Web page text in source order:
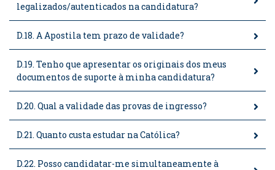
legalizados/autenticados na candidatura?
D.18. A Apostila tem prazo de validade?
D.19. Tenho que apresentar os originais dos meus
documentos de suporte à minha candidatura?
D.20. Qual a validade das provas de ingresso?
D.21. Quanto custa estudar na Católica?
D.22. Posso candidatar-me simultaneamente à